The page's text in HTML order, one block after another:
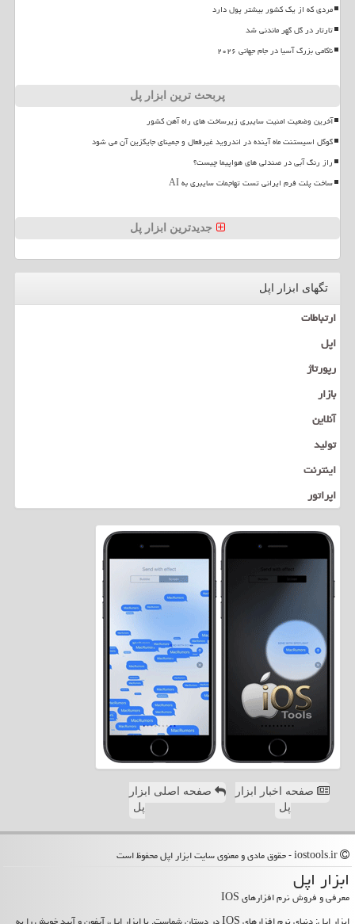
مردی که از یک کشور بیشتر پول دارد
تارتار در گل گهر ماندنی شد
ناکامی بزرگ آسیا در جام جهانی ۲۰۲۶
پربحث ترین ابزار پل
آخرین وضعیت امنیت سایبری زیرساخت های راه آهن کشور
گوگل اسیستنت ماه آینده در اندروید غیرفعال و جمینای جایگزین آن می شود
راز رنگ آبی در صندلی های هواپیما چیست؟
ساخت پلت فرم ایرانی تست تهاجمات سایبری به AI
جدیدترین ابزار پل
تگهای ابزار اپل
ارتباطات
اپل
رپورتاژ
بازار
آنلاین
تولید
اینترنت
اپراتور
صفحه اخبار ابزار
پل
صفحه اصلی ابزار
پل
ابزار اپل
معرفی و فروش نرم افزارهای IOS